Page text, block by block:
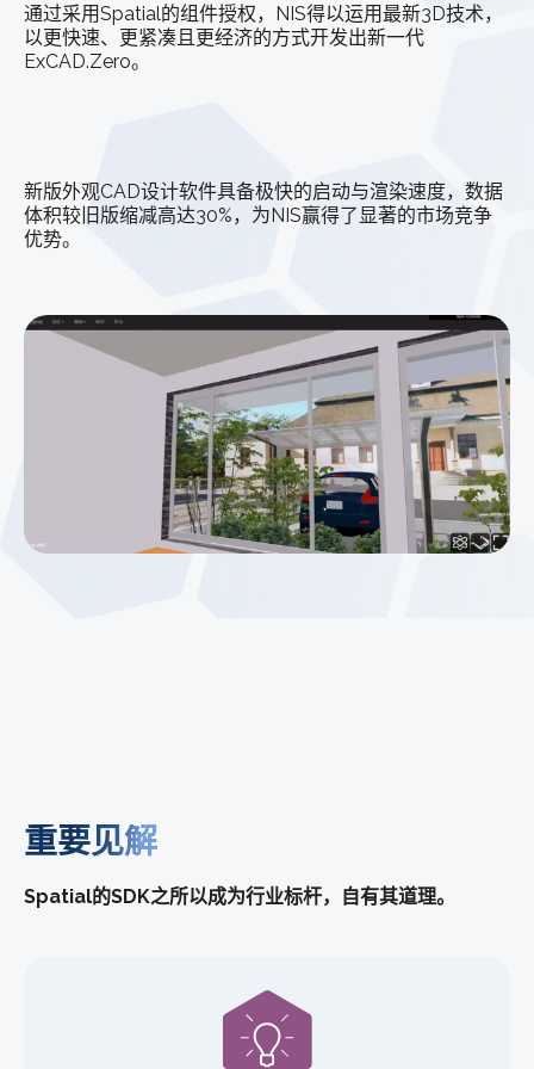
通过采用Spatial的组件授权，NIS得以运用最新3D技术，
以更快速、更紧凑且更经济的方式开发出新一代
ExCAD.Zero。
新版外观CAD设计软件具备极快的启动与渲染速度，数据
体积较旧版缩减高达30%，为NIS赢得了显著的市场竞争
优势。
重要见解
Spatial的SDK之所以成为行业标杆，自有其道理。